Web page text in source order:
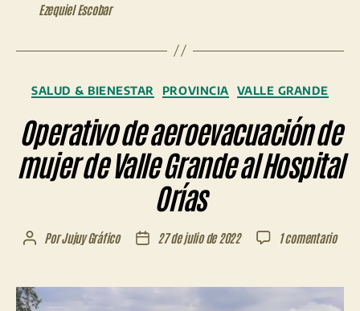
Ezequiel Escobar
Categorías
SALUD & BIENESTAR PROVINCIA VALLE GRANDE
Operativo de aeroevacuación de
mujer de Valle Grande al Hospital
Orías
Autor
entrada
PorJujuy Gráfico
Fecha
entrada
27 de julio de 2022 1 comentarioen
de